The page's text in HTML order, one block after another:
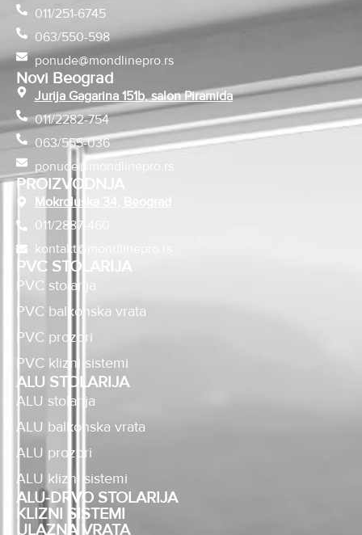
011/251-6745
063/550-598
ponude@mondlinepro.rs
Novi Beograd
Jurija Gagarina 151b, salon Piramida
011/2282-754
063/555-036
ponude@mondlinepro.rs
PROIZVODNJA
Mokroluška 34, Beograd
011/2887-460
kontakt@mondlinepro.rs
PVC STOLARIJA
PVC stolarija
PVC balkonska vrata
PVC prozori
PVC klizni sistemi
ALU STOLARIJA
ALU stolarija
ALU balkonska vrata
ALU prozori
ALU klizni sistemi
ALU-DRVO STOLARIJA
KLIZNI SISTEMI
ULAZNA VRATA